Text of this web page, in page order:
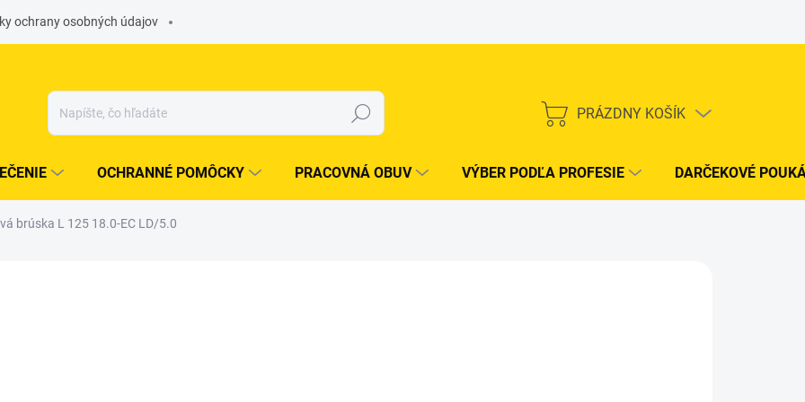
ochrany osobných údajov
Hľadať
NÁKUPNÝ
PRÁZDNY KOŠÍK
OCHRANNÉ POMÔCKY PRACOVNÁ OBUV VÝBER PODĽA PROFESIE DARČEKOVÉ
brúska L 125 18.0-EC LD/5.0